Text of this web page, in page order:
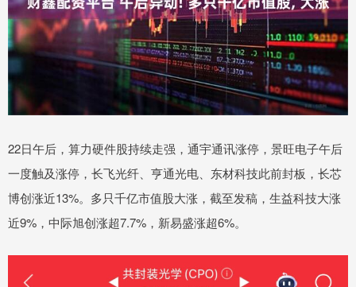
22日午后，算力硬件股持续走强，通宇通讯涨停，景旺电子午后
一度触及涨停，长飞光纤、亨通光电、东材科技此前封板，长芯
博创涨近13%。多只千亿市值股大涨，截至发稿，生益科技大涨
近9%，中际旭创涨超7.7%，新易盛涨超6%。